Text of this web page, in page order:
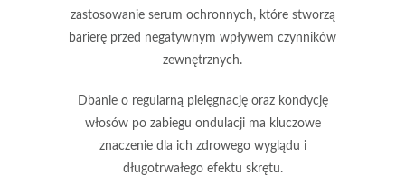
zastosowanie serum ochronnych, które stworzą
barierę przed negatywnym wpływem czynników
zewnętrznych.
Dbanie o regularną pielęgnację oraz kondycję
włosówpo zabiegu ondulacji ma kluczowe
znaczenie dla ich zdrowego wyglądu i
długotrwałego efektu skrętu.